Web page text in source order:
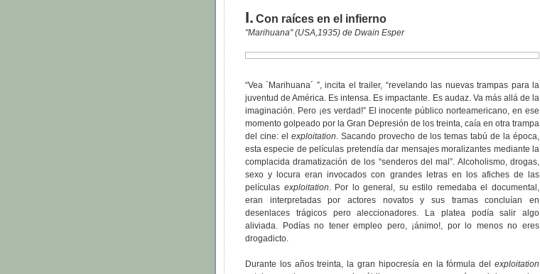
I. Con raíces en el infierno
"Marihuana" (USA,1935) de Dwain Esper
“Vea `Marihuana´ ”, incita el trailer, “revelando las nuevas trampas para la
juventud de América. Es intensa. Es impactante. Es audaz. Va más allá de la
imaginación. Pero ¡es verdad!” El inocente público norteamericano, en ese
momento golpeado por la Gran Depresión de los treinta, caía en otra trampa
del cine: el exploitation. Sacando provecho de los temas tabú de la época,
esta especie de películas pretendía dar mensajes moralizantes mediante la
complacida dramatización de los “senderos del mal”. Alcoholismo, drogas,
sexo y locura eran invocados con grandes letras en los afiches de las
películas exploitation. Por lo general, su estilo remedaba el documental,
eran interpretadas por actores novatos y sus tramas concluían en
desenlaces trágicos pero aleccionadores. La platea podía salir algo
aliviada. Podías no tener empleo pero, ¡ánimo!, por lo menos no eres
drogadicto.
Durante los años treinta, la gran hipocresía en la fórmula del exploitation